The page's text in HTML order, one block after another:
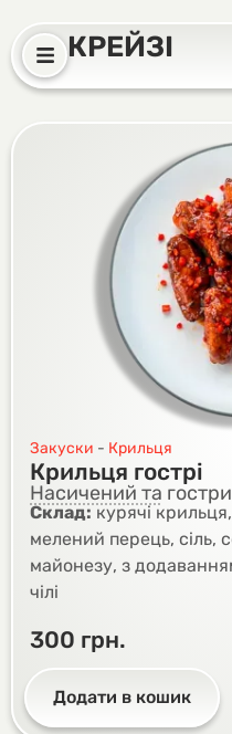
КРЕЙЗІ
Закуски - Крильця
Крильця гострі
Насичений та
Склад:курячі
мелений перець, сіль,
майонезу, з
чілі
300 грн.
Додати в кошик